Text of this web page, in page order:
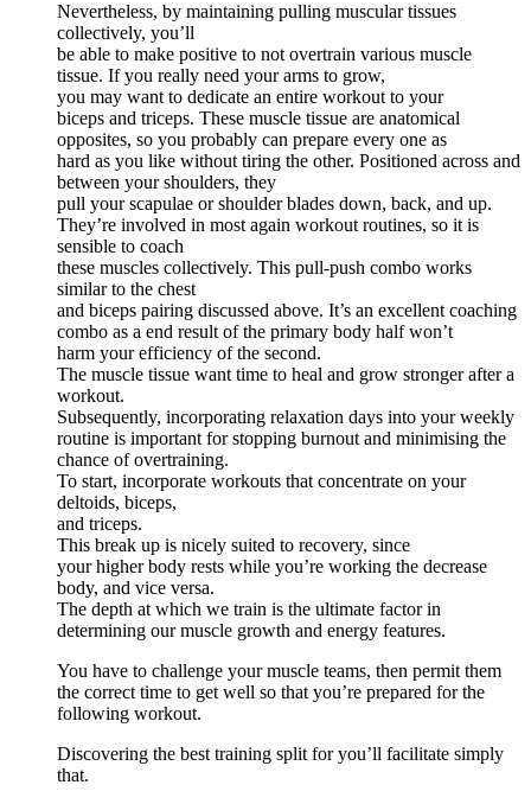
Nevertheless, by maintaining pulling muscular tissues
collectively, you’ll
be able to make positive to not overtrain various muscle
tissue. If you really need your arms to grow,
you may want to dedicate an entire workout to your
biceps and triceps. These muscle tissue are anatomical
opposites, so you probably can prepare every one as
hard as you like without tiring the other. Positioned across and
between your shoulders, they
pull your scapulae or shoulder blades down, back, and up.
They’re involved in most again workout routines, so it is
sensible to coach
these muscles collectively. This pull-push combo works
similar to the chest
and biceps pairing discussed above. It’s an excellent coaching
combo as a end result of the primary body half won’t
harm your efficiency of the second.
The muscle tissue want time to heal and grow stronger after a
workout.
Subsequently, incorporating relaxation days into your weekly
routine is important for stopping burnout and minimising the
chance of overtraining.
To start, incorporate workouts that concentrate on your
deltoids, biceps,
and triceps.
This break up is nicely suited to recovery, since
your higher body rests while you’re working the decrease
body, and vice versa.
The depth at which we train is the ultimate factor in
determining our muscle growth and energy features.
You have to challenge your muscle teams, then permit them
the correct time to get well so that you’re prepared for the
following workout.
Discovering the best training split for you’ll facilitate simply
that.